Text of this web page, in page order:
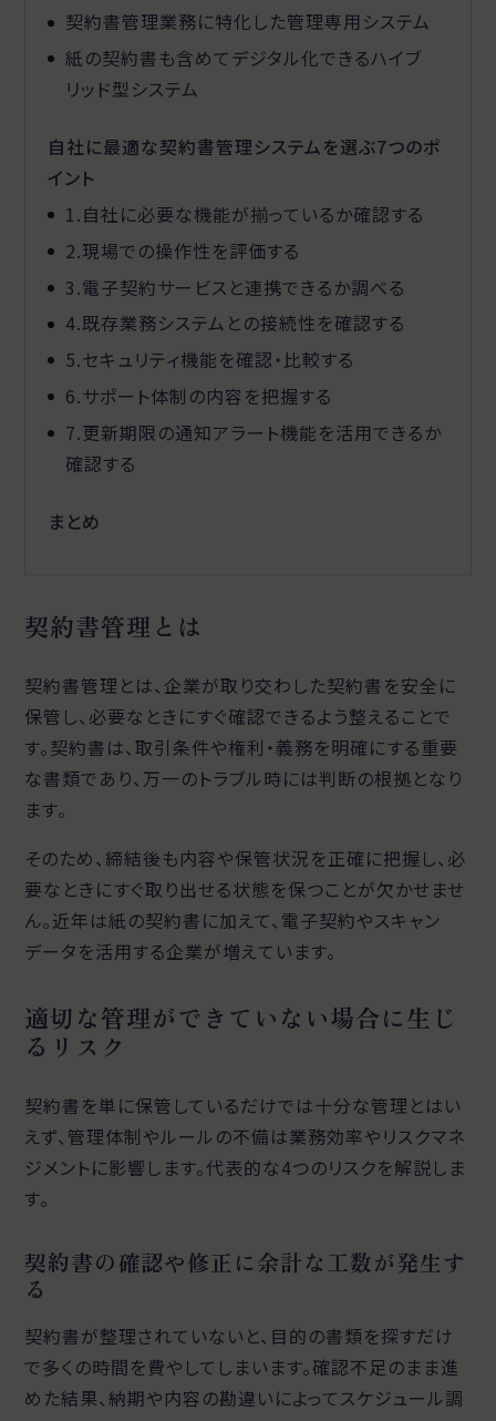
契約書管理業務に特化した管理専用システム
紙の契約書も含めてデジタル化できるハイブ
リッド型システム
自社に最適な契約書管理システムを選ぶ7つのポ
イント
1.自社に必要な機能が揃っているか確認する
2.現場での操作性を評価する
3.電子契約サービスと連携できるか調べる
4.既存業務システムとの接続性を確認する
5.セキュリティ機能を確認・比較する
6.サポート体制の内容を把握する
7.更新期限の通知アラート機能を活用できるか
確認する
まとめ
契約書管理とは
契約書管理とは、企業が取り交わした契約書を安全に
保管し、必要なときにすぐ確認できるよう整えることで
す。契約書は、取引条件や権利・義務を明確にする重要
な書類であり、万一のトラブル時には判断の根拠となり
ます。
そのため、締結後も内容や保管状況を正確に把握し、必
要なときにすぐ取り出せる状態を保つことが欠かせませ
ん。近年は紙の契約書に加えて、電子契約やスキャン
データを活用する企業が増えています。
適切な管理ができていない場合に生じ
るリスク
契約書を単に保管しているだけでは十分な管理とはい
えず、管理体制やルールの不備は業務効率やリスクマネ
ジメントに影響します。代表的な4つのリスクを解説しま
す。
契約書の確認や修正に余計な工数が発生す
る
契約書が整理されていないと、目的の書類を探すだけ
で多くの時間を費やしてしまいます。確認不足のまま進
めた結果、納期や内容の勘違いによってスケジュール調